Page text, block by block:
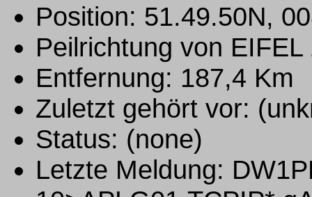
Position: 51.49.50N,
Peilrichtung von
Entfernung: 187,4 Km
Zuletzt gehört vor:
Status: (none)
Letzte Meldung: